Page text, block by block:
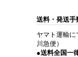
送料・発送手
ヤマト運輸
川急便）
●送料全国一